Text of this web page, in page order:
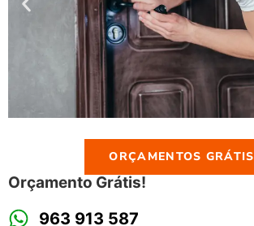
ORÇAMENTOS GRÁTIS
Orçamento Grátis!
963 913 587